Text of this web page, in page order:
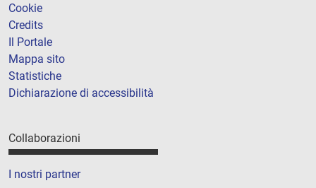
Cookie
Credits
Il Portale
Mappa sito
Statistiche
Dichiarazione di accessibilità
Collaborazioni
I nostri partner